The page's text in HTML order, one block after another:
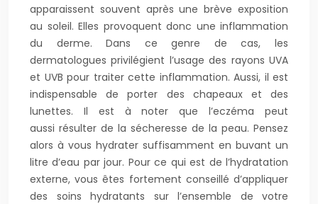
apparaissent souvent après une brève exposition
au soleil. Elles provoquent donc une inflammation
du derme. Dans ce genre de cas, les
dermatologues privilégient l’usage des rayons UVA
et UVB pour traiter cette inflammation. Aussi, il est
indispensable de porter des chapeaux et des
lunettes. Il est à noter que l’eczéma peut
aussi résulter de la sécheresse de la peau. Pensez
alors à vous hydrater suffisamment en buvant un
litre d’eau par jour. Pour ce qui est de l’hydratation
externe, vous êtes fortement conseillé d’appliquer
des soins hydratants sur l’ensemble de votre